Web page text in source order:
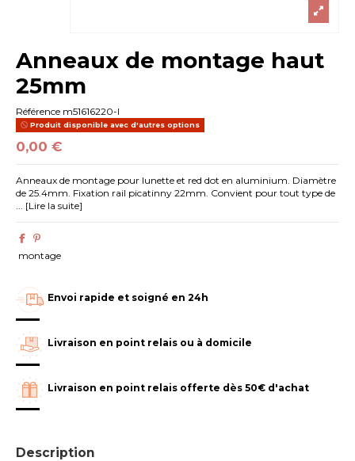
Anneaux de montage haut
25mm
Référence m51616220-l
Produit disponible avec d'autres options
0,00 €
Anneaux de montage pour lunette et red dot en aluminium. Diamètre
de 25.4mm. Fixation rail picatinny 22mm. Convient pour tout type de
... [Lire la suite]
montage
Envoi rapide et soigné en 24h
Livraison en point relais ou à domicile
Livraison en point relais offerte dès 50€ d'achat
Description